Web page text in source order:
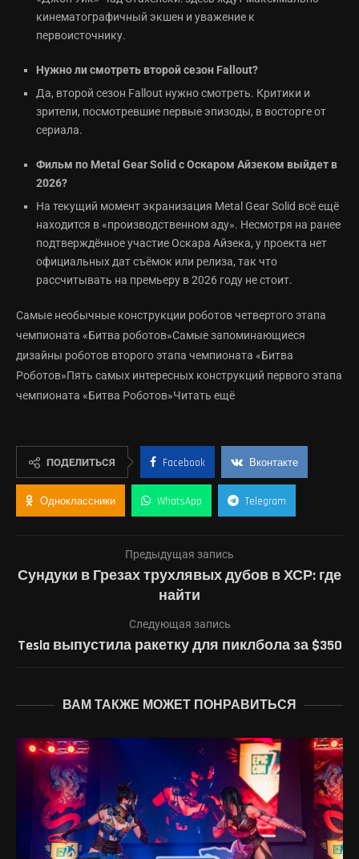
кинематографичный экшен и уважение к
первоисточнику.
Нужно ли смотреть второй сезон Fallout?
Да, второй сезон Fallout нужно смотреть. Критики и
зрители, посмотревшие первые эпизоды, в восторге от
сериала.
Фильм по Metal Gear Solid с Оскаром Айзеком выйдет в
2026?
На текущий момент экранизация Metal Gear Solid всё ещё
находится в «производственном аду». Несмотря на ранее
подтверждённое участие Оскара Айзека, у проекта нет
официальных дат съёмок или релиза, так что
рассчитывать на премьеру в 2026 году не стоит.
Самые необычные конструкции роботов четвертого этапа
чемпионата «Битва роботов»Самые запоминающиеся
дизайны роботов второго этапа чемпионата «Битва
Роботов»Пять самых интересных конструкций первого этапа
чемпионата «Битва Роботов»Читать ещё
ПОДЕЛИТЬСЯ Facebook Вконтакте
Одноклассники WhatsApp Telegram
Предыдущая запись
Сундуки в Грезах трухлявых дубов в ХСР: где
найти
Следующая запись
Tesla выпустила ракетку для пиклбола за $350
ВАМ ТАКЖЕ МОЖЕТ ПОНРАВИТЬСЯ